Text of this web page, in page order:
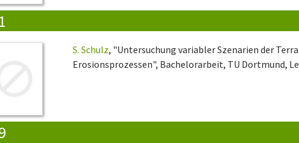
S. Schulz, "Untersuchung variabler Szenarien der
Erosionsprozessen", Bachelorarbeit, TU Dortmund,